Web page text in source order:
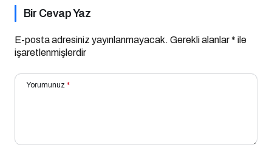
Bir Cevap Yaz
E-posta adresiniz yayınlanmayacak. Gerekli alanlar* ile
işaretlenmişlerdir
Yorumunuz *